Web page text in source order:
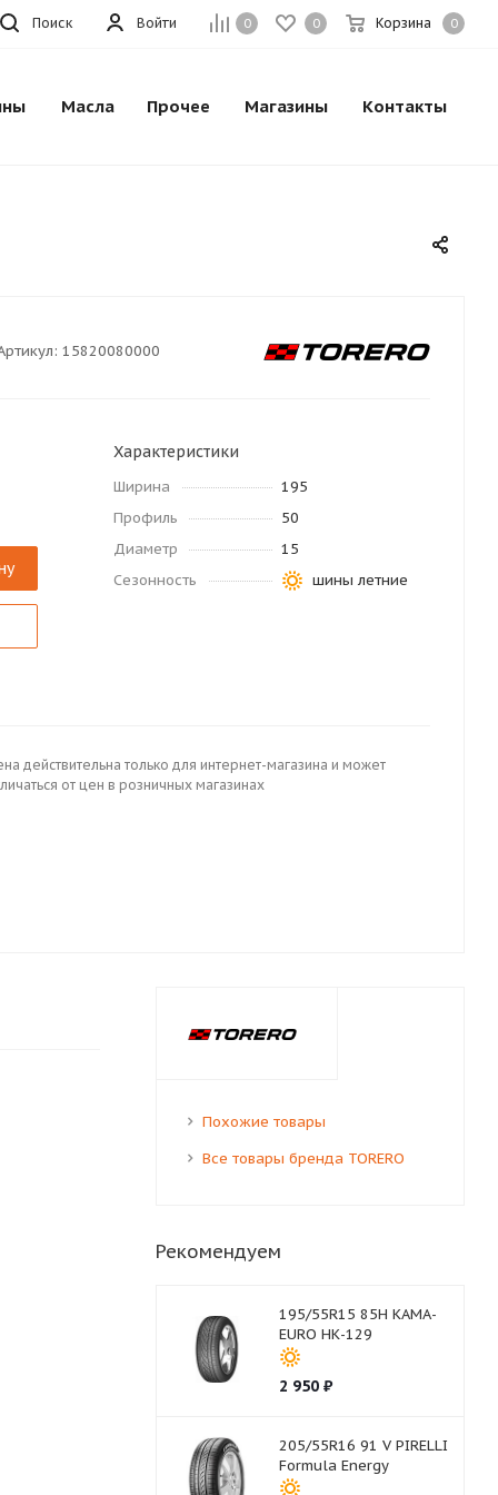
0 0 Корзина 0
Войти
Поиск
Масла Прочее Магазины Контакты
15820080000
Характеристики
Ширина
195
Профиль
50
Диаметр
15
Сезонность
шины летние
действительна только для интернет-магазина и может
от цен в розничных магазинах
Похожие товары
Все товары бренда TORERO
Рекомендуем
195/55R15 85H КАМА-
EURO НК-129
2 950₽
205/55R16 91 V PIRELLI
Formula Energy